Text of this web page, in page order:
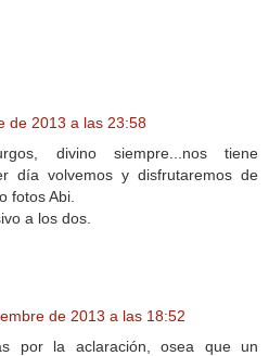
de 2013 a las 23:58
divino siempre...nos tiene
día volvemos y disfrutaremos de
fotos Abi.
a los dos.
de 2013 a las 18:52
por la aclaración, osea que un